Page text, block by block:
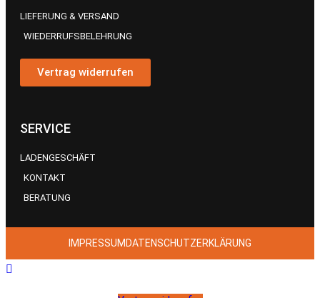
LIEFERUNG & VERSAND
WIEDERRUFSBELEHRUNG
Vertrag widerrufen
SERVICE
LADENGESCHÄFT
KONTAKT
BERATUNG
IMPRESSUM DATENSCHUTZERKLÄRUNG